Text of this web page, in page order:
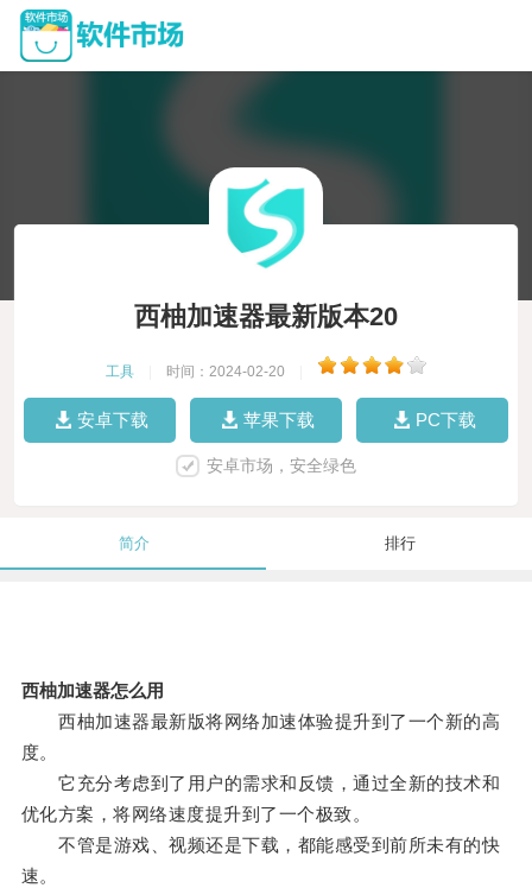
西柚加速器最新版本20
工具 时间：2024-02-20
安卓下载 苹果下载 PC下载
安卓市场，安全绿色
简介 排行
西柚加速器怎么用
西柚加速器最新版将网络加速体验提升到了一个新的高
度。
它充分考虑到了用户的需求和反馈，通过全新的技术和
优化方案，将网络速度提升到了一个极致。
不管是游戏、视频还是下载，都能感受到前所未有的快
速。